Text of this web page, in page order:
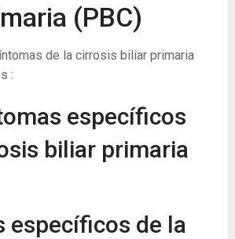
(PBC)
de la cirrosis biliar primaria
:
específicos
biliar primaria
específicos de la